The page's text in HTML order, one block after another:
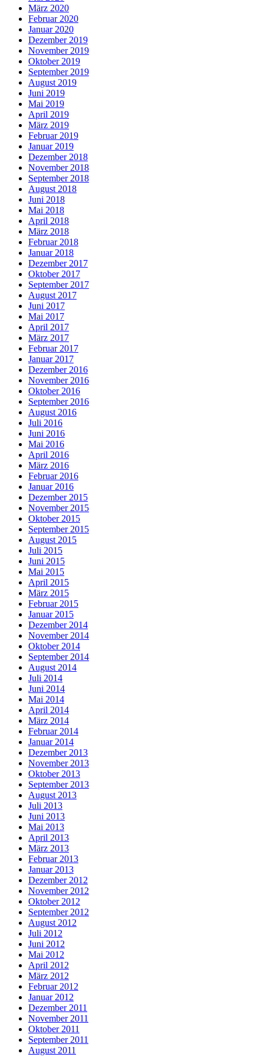
März 2020
Februar 2020
Januar 2020
Dezember 2019
November 2019
Oktober 2019
September 2019
August 2019
Juni 2019
Mai 2019
April 2019
März 2019
Februar 2019
Januar 2019
Dezember 2018
November 2018
September 2018
August 2018
Juni 2018
Mai 2018
April 2018
März 2018
Februar 2018
Januar 2018
Dezember 2017
Oktober 2017
September 2017
August 2017
Juni 2017
Mai 2017
April 2017
März 2017
Februar 2017
Januar 2017
Dezember 2016
November 2016
Oktober 2016
September 2016
August 2016
Juli 2016
Juni 2016
Mai 2016
April 2016
März 2016
Februar 2016
Januar 2016
Dezember 2015
November 2015
Oktober 2015
September 2015
August 2015
Juli 2015
Juni 2015
Mai 2015
April 2015
März 2015
Februar 2015
Januar 2015
Dezember 2014
November 2014
Oktober 2014
September 2014
August 2014
Juli 2014
Juni 2014
Mai 2014
April 2014
März 2014
Februar 2014
Januar 2014
Dezember 2013
November 2013
Oktober 2013
September 2013
August 2013
Juli 2013
Juni 2013
Mai 2013
April 2013
März 2013
Februar 2013
Januar 2013
Dezember 2012
November 2012
Oktober 2012
September 2012
August 2012
Juli 2012
Juni 2012
Mai 2012
April 2012
März 2012
Februar 2012
Januar 2012
Dezember 2011
November 2011
Oktober 2011
September 2011
August 2011